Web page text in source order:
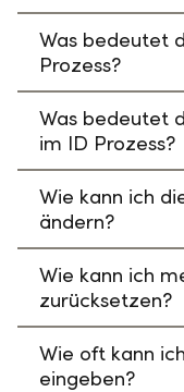
Was bedeutet
Prozess?
Was bedeutet
im ID Prozess?
Wie kann ich
ändern?
Wie kann ich
zurücksetzen?
Wie oft kann
eingeben?